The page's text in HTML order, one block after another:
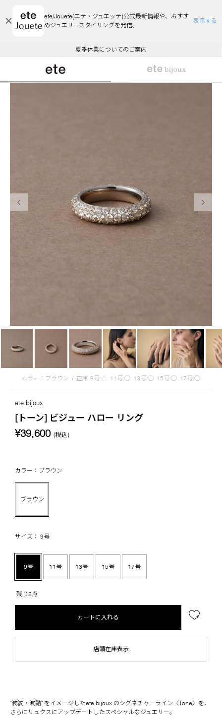
ete/Jouete(エテ・ジュエッテ)公式最新情報や、おすす
めジュエリースタイリングを発信。
表示する
エコラッピング及びエコポイント付与のご案内
ご注文いただいたお品物のお届け状況について
夏季休業についてのご案内
WEB Limited Items >>
採用のご案内
悪質な偽サイトにご注意ください
エコラッピング及びエコポイント付与のご案内
ご注文いただいたお品物のお届け状況について
前の画像
カラー：ブラウン / 在庫 9号:△ 11号:◯ 13号:◯ 15号:◯ 17号:◯
ete bijoux
[トーン] ビジュー ハロー リング
¥39,600 (税込)
カラー：ブラウン
ブラウン
サイズ： 9号
9号 11号 13号 15号 17号
残り2点
カートに入れる
店頭在庫表示
"波紋・波動" をイメージしたete bijoux のシグネチャーライン〈Tone〉を、
さらにリュクスにアップデートしたスペシャルなジュエリー。